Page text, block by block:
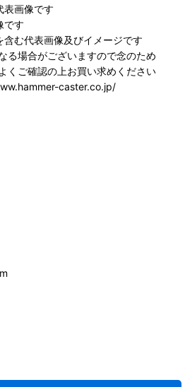
表画像です
です
む代表画像及びイメージです
る場合がございますので念のため
くご確認の上お買い求めください
caster.co.jp/